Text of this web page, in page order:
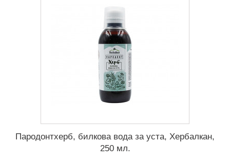
Пародонтхерб, билкова вода за уста, Хербалкан,
250 мл.